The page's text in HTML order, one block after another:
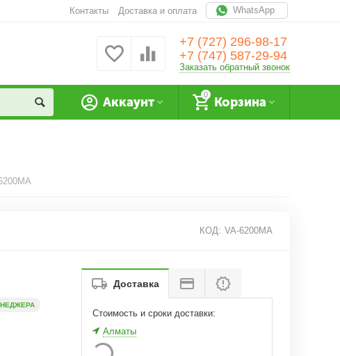
WhatsApp
Контакты Доставка и оплата
+7 (727) 296-98-17
+7 (747) 587-29-94
Заказать обратный звонок
0
Корзина
Аккаунт
КОД: VA-6200MA
Доставка
Стоимость и сроки доставки:
Алматы